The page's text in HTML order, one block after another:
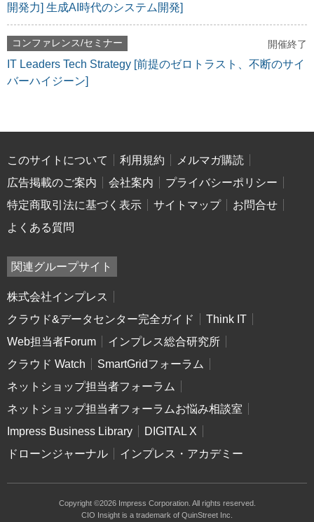
開発力] 生成AI時代のシステム開発]
コンファレンス/セミナー 開催終了
IT Leaders Tech Strategy [前提のゼロトラスト、不断のサイ
バーハイジーン]
このサイトについて 利用規約
メルマガ購読
広告掲載のご案内
会社案内
プライバシーポリシー
特定商取引法に基づく表示
サイトマップ
お問合せ
よくある質問
関連グループサイト
株式会社インプレス
クラウド&データセンター完全ガイド
Think IT
Web担当者Forum
インプレス総合研究所
クラウド Watch
SmartGridフォーラム
ネットショップ担当者フォーラム
ネットショップ担当者フォーラムお悩み相談室
Impress Business Library
DIGITAL X
ドローンジャーナル
インプレス・アカデミー
Copyright ©2026 Impress Corporation. All rights reserved.
CIO Insight is a trademark of QuinStreet Inc.